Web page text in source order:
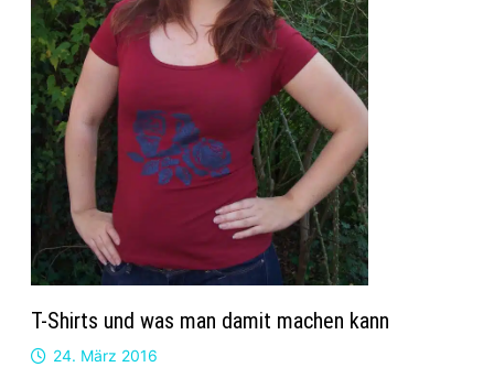
T-Shirts und was man damit machen kann
24. März 2016